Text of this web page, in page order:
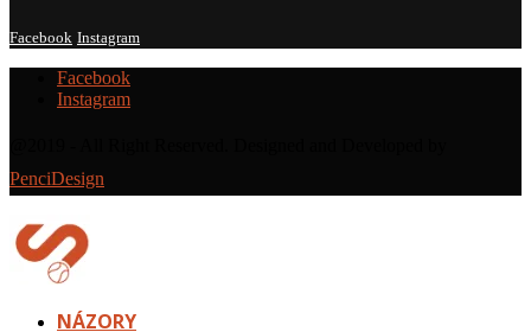
Facebook Instagram
Facebook
Instagram
PenciDesign
NÁZORY